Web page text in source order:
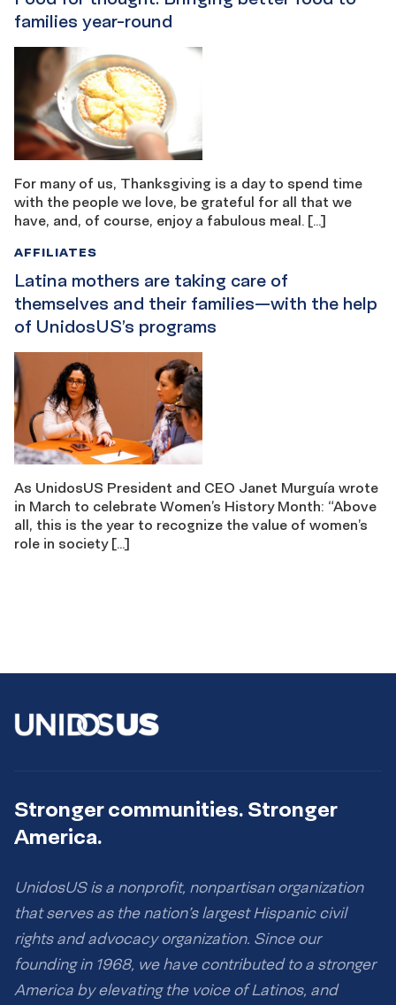
families year-round
For many of us, Thanksgiving is a day to spend time
with the people we love, be grateful for all that we
have, and, of course, enjoy a fabulous meal. […]
Latina mothers are taking care of
themselves and their families—with the help
of UnidosUS’s programs
AFFILIATES
As UnidosUS President and CEO Janet Murguía wrote
in March to celebrate Women’s History Month: “Above
all, this is the year to recognize the value of women’s
role in society […]
Stronger communities. Stronger
America.
UnidosUS is a nonprofit, nonpartisan organization
that serves as the nation’s largest Hispanic civil
rights and advocacy organization. Since our
founding in 1968, we have contributed to a stronger
America by elevating the voice of Latinos, and